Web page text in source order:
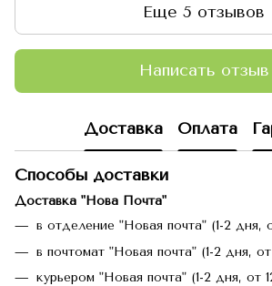
Еще 5 отзывов
Написать отзыв
Доставка Оплата
Способы доставки
Доставка "Нова Почта"
в отделение "Новая почта" (1-2 дня,
в почтомат "Новая почта" (1-2 дня,
курьером "Новая почта" (1-2 дня, от